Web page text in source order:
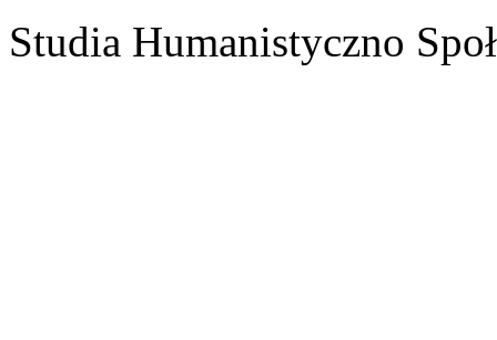
Studia Humanistyczno